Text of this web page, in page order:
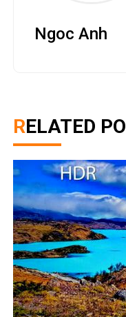
Ngoc Anh
RELATED